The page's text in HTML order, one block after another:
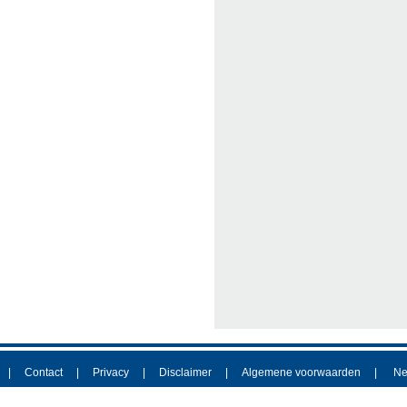
Contact Privacy Disclaimer Algemene voorwaarden